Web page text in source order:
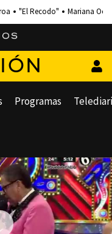
"El Recodo" Mariana
Programas